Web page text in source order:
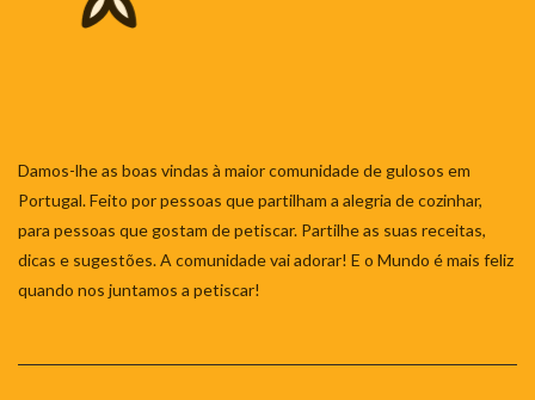
Damos-lhe as boas vindas à maior comunidade de gulosos em
Portugal. Feito por pessoas que partilham a alegria de cozinhar,
para pessoas que gostam de petiscar. Partilhe as suas receitas,
dicas e sugestões. A comunidade vai adorar! E o Mundo é mais feliz
quando nos juntamos a petiscar!